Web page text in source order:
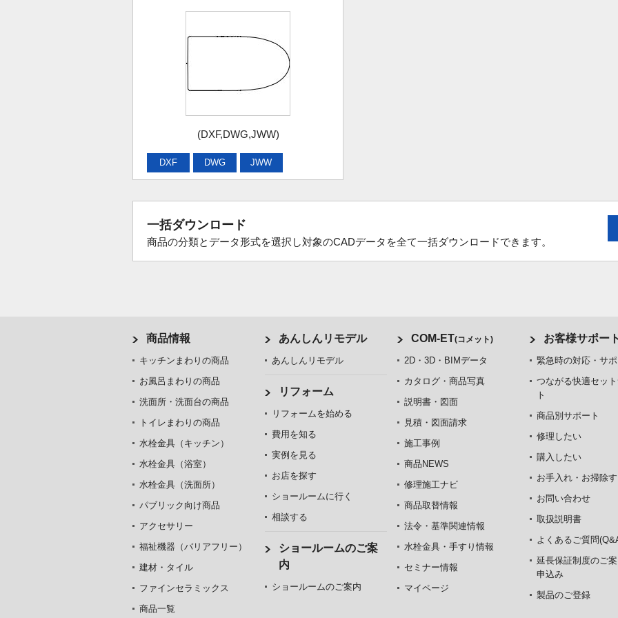
(DXF,DWG,JWW)
DXF DWG JWW
一括ダウンロード
商品の分類とデータ形式を選択し対象のCADデータを全て一括ダウンロードできます。
商品情報
キッチンまわりの商品
お風呂まわりの商品
洗面所・洗面台の商品
トイレまわりの商品
水栓金具（キッチン）
水栓金具（浴室）
水栓金具（洗面所）
パブリック向け商品
アクセサリー
福祉機器（バリアフリー）
建材・タイル
ファインセラミックス
商品一覧
あんしんリモデル
あんしんリモデル
リフォーム
リフォームを始める
費用を知る
実例を見る
お店を探す
ショールームに行く
相談する
ショールームのご案
内
ショールームのご案内
COM-ET(コメット)
2D・3D・BIMデータ
カタログ・商品写真
説明書・図面
見積・図面請求
施工事例
商品NEWS
修理施工ナビ
商品取替情報
法令・基準関連情報
水栓金具・手すり情報
セミナー情報
マイページ
お客様サポート
緊急時の対応・サポ
つながる快適セッ
ト
商品別サポート
修理したい
購入したい
お手入れ・お掃除
お問い合わせ
取扱説明書
よくあるご質問
延長保証制度のご
申込み
製品のご登録